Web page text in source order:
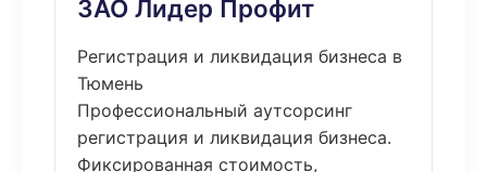
ЗАО Лидер Профит
Регистрация и ликвидация бизнеса в
Тюмень
Профессиональный аутсорсинг
регистрация и ликвидация бизнеса.
Фиксированная стоимость,